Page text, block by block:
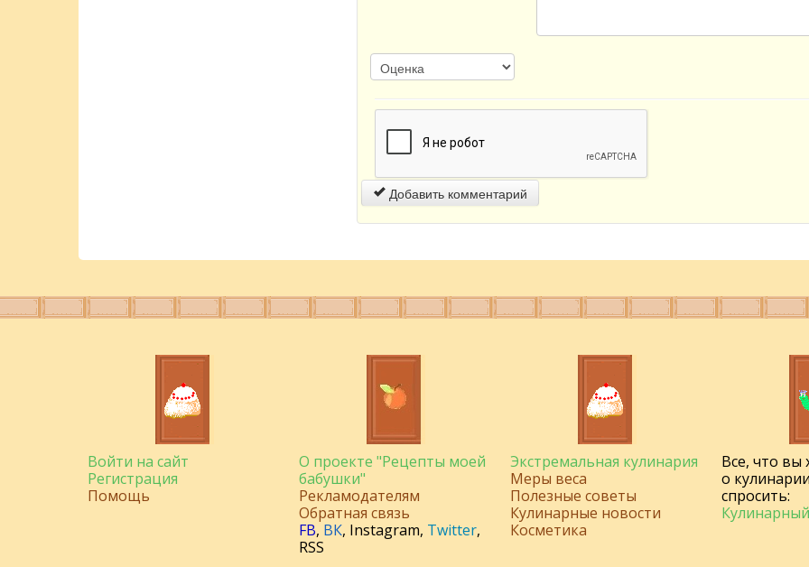
Добавить комментарий
Войти на сайт
Регистрация
Помощь
О проекте "Рецепты моей
бабушки"
Рекламодателям
Обратная связь
FB, ВК, Instagram, Twitter,
RSS
Экстремальная кулинария
Меры веса
Полезные советы
Кулинарные новости
Косметика
Все, что вы
о
спросить: